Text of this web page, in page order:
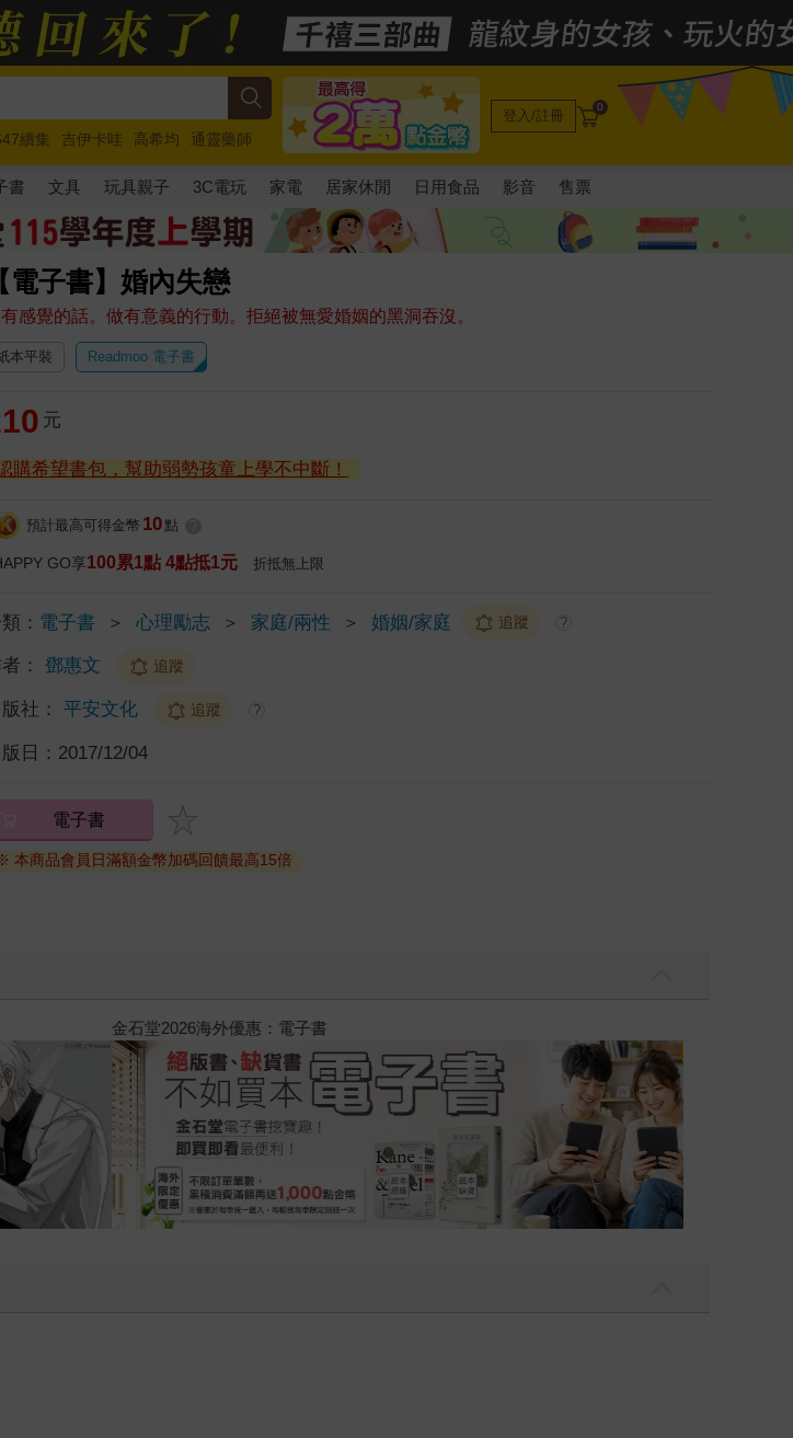
續集 吉伊卡哇 高希均
通靈藥師
動員5 超慢跑
登入/註冊 0
書 文具 玩具親子 3C電玩 家電 居家休閒 日用食品 影音 售票
【電子書】婚內失戀
感覺的話。做有意義的行動。拒絕被無愛婚姻的黑洞吞沒。
本平裝 Readmoo 電子書
元
購希望書包，幫助弱勢孩童上學不中斷！
預計最高可得金幣 10 點
GO享100累1點 4點抵1元 折抵無上限
： 電子書 ＞ 心理勵志 ＞ 家庭/兩性 ＞ 婚姻/家庭 追蹤 ?
： 鄧惠文 追蹤
社： 平安文化 追蹤 ?
日： 2017/12/04
電子書
本商品會員日滿額金幣加碼回饋最高15倍
2026金石堂暑假漫博〈你好，我吃一點〉第二波